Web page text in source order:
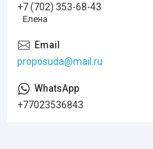
+7 (702) 353-68-43
Елена
proposuda@mail.ru
+77023536843